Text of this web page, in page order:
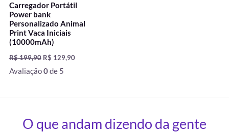
Carregador Portátil
Power bank
Personalizado Animal
Print Vaca Iniciais
(10000mAh)
R$199,90 R$ 129,90
Avaliação0de 5
O que andam dizendo da gente